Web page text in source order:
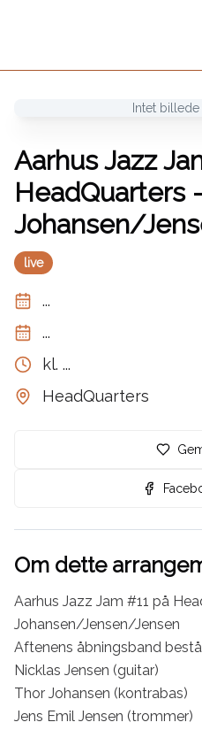
Intet
Aarhus Jazz
HeadQuarters
Johansen/
live
...
...
kl. ...
HeadQuarters
Om dette
Aarhus Jazz Jam #11 på
Johansen/Jensen/Jensen
Aftenens åbningsband
Nicklas Jensen (guitar)
Thor Johansen (kontrabas)
Jens Emil Jensen (trommer)